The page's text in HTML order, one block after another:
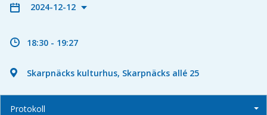
2024-12-12
18:30 - 19:27
Skarpnäcks kulturhus, Skarpnäcks allé 25
Protokoll